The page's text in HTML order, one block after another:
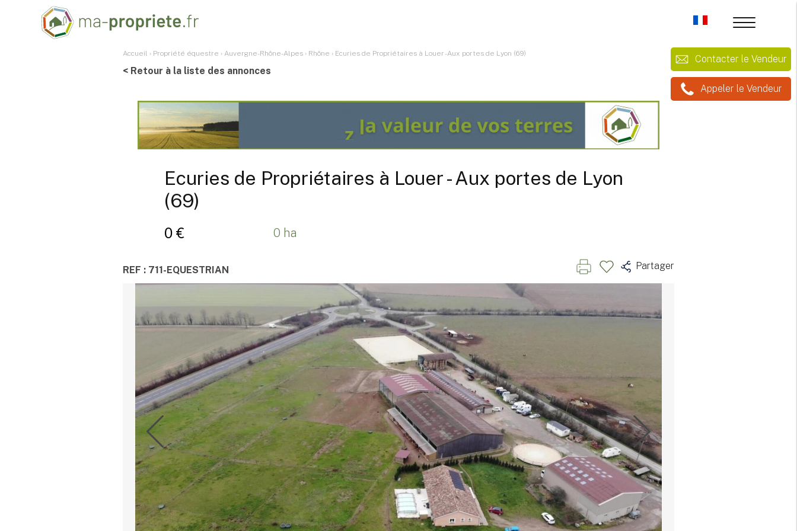
Contacter le Vendeur
Appeler le Vendeur
Accueil › Propriété équestre › Auvergne-Rhône-Alpes › Rhône › Ecuries de Propriétaires à Louer - Aux portes de Lyon (69)
< Retour à la liste des annonces
Ecuries de Propriétaires à Louer - Aux portes de Lyon
(69)
0 € 0 ha
REF : 711-EQUESTRIAN Partager